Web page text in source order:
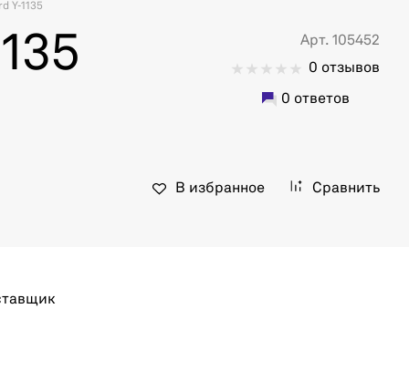
Y-1135
Арт. 105452
0 отзывов
0 ответов
В избранное Сравнить